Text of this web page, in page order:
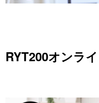
RYT200オンラ